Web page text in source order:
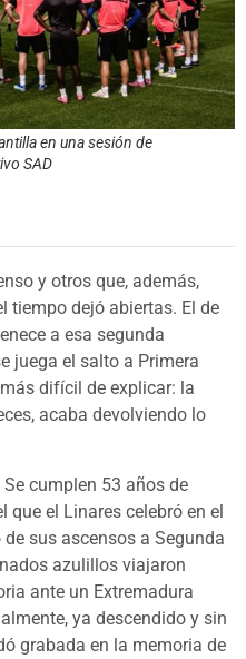
en una sesión de
SAD
y otros que, además,
tiempo dejó abiertas. El de
a esa segunda
juega el salto a Primera
difícil de explicar: la
acaba devolviendo lo
cumplen 53 años de
que el Linares celebró en el
sus ascensos a Segunda
azulillos viajaron
ante un Extremadura
ya descendido y sin
grabada en la memoria de